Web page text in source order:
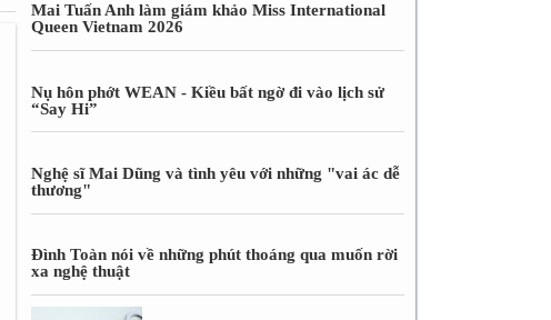
Mai Tuấn Anh làm giám khảo Miss International
Queen Vietnam 2026
Nụ hôn phớt WEAN - Kiều bất ngờ đi vào lịch sử
“Say Hi”
Nghệ sĩ Mai Dũng và tình yêu với những "vai ác dễ
thương"
Đình Toàn nói về những phút thoáng qua muốn rời
xa nghệ thuật